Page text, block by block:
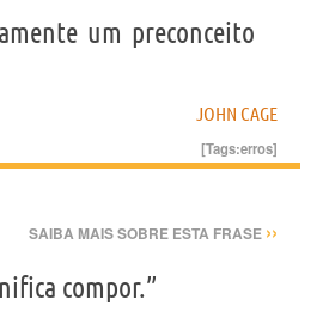
um preconceito
JOHN CAGE
[Tags:erros]
SAIBA MAIS SOBRE ESTA FRASE ››
compor.”